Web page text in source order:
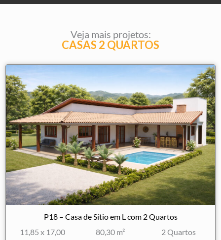
Veja mais projetos:
CASAS 2 QUARTOS
P18 – Casa de Sítio em L com 2 Quartos
11,85 x 17,00
80,30 m² 2 Quartos